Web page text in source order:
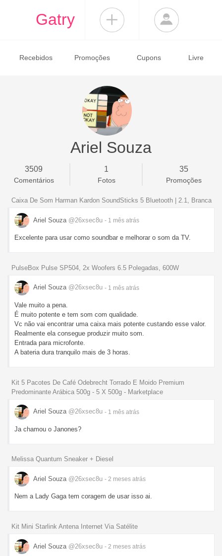
Gatry
Recebidos Promoções Cupons Livre
Ariel Souza
3509
Comentários
1
Fotos
35
Promoções
Caixa De Som Harman Kardon SoundSticks 5 Bluetooth | 2.1, Branca
Ariel Souza @26xsec8u - 1 mês atrás
Excelente para usar como soundbar e melhorar o som da TV.
PulseBox Pulse SP504, 2x Woofers 6.5 Polegadas, 600W
Ariel Souza @26xsec8u - 1 mês atrás
Vale muito a pena.
É muito potente e tem som com qualidade.
Vc não vai encontrar uma caixa mais potente custando esse valor.
Realmente ela consegue produzir muito som.
Entrada para microfonte.
A bateria dura tranquilo mais de 3 horas.
Kit 5 Pacotes De Café Odebrecht Torrado E Moido Premium
Predominante Arábica 500g - 5 X 500g - Marketplace
Ariel Souza @26xsec8u - 1 mês atrás
Ja chamou o Janones?
Melissa Quantum Sneaker + Diesel
Ariel Souza @26xsec8u - 2 meses atrás
Nem a Lady Gaga tem coragem de usar isso ai.
Kit Mini Starlink Antena Internet Via Satélite
Ariel Souza @26xsec8u - 2 meses atrás